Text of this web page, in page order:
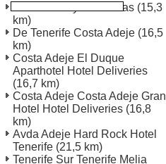
Tenerife Playa Americas (15,3
km)
De Tenerife Costa Adeje (16,5
km)
Costa Adeje El Duque
Aparthotel Hotel Deliveries
(16,7 km)
Costa Adeje Costa Adeje Gran
Hotel Hotel Deliveries (16,8
km)
Avda Adeje Hard Rock Hotel
Tenerife (21,5 km)
Tenerife Sur Tenerife Melia